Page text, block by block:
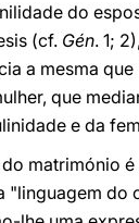
do
(cf. Gén. 1;
a mesma
que
e da
matrimónio
"linguagem